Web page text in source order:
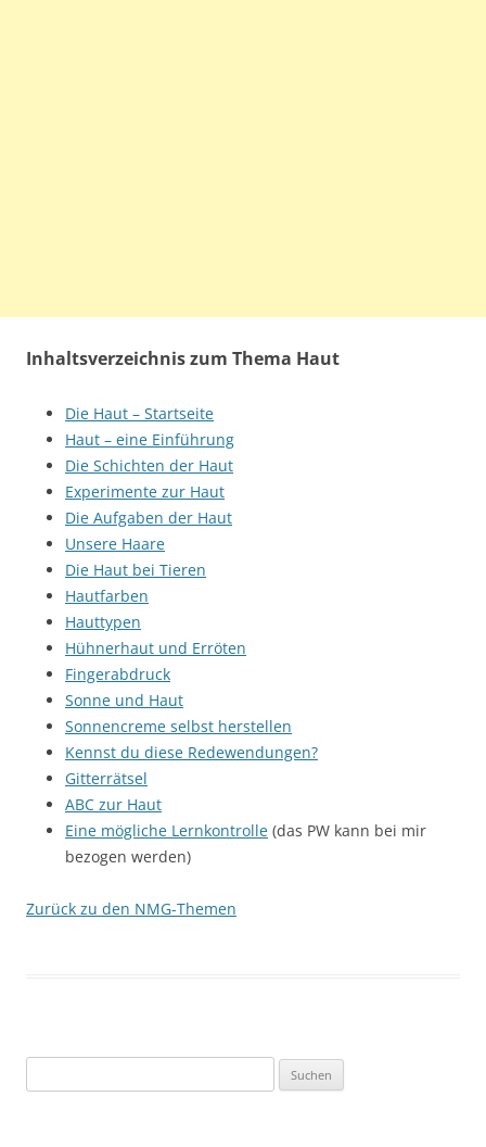
Inhaltsverzeichnis zum Thema Haut
Die Haut – Startseite
Haut – eine Einführung
Die Schichten der Haut
Experimente zur Haut
Die Aufgaben der Haut
Unsere Haare
Die Haut bei Tieren
Hautfarben
Hauttypen
Hühnerhaut und Erröten
Fingerabdruck
Sonne und Haut
Sonnencreme selbst herstellen
Kennst du diese Redewendungen?
Gitterrätsel
ABC zur Haut
Eine mögliche Lernkontrolle (das PW kann bei mir
bezogen werden)
Zurück zu den NMG-Themen
nach: